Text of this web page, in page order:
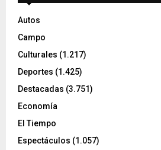
Autos
Campo
Culturales (1.217)
Deportes (1.425)
Destacadas (3.751)
Economía
El Tiempo
Espectáculos (1.057)